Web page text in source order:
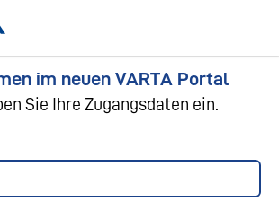
im neuen VARTA Portal
Sie Ihre Zugangsdaten ein.